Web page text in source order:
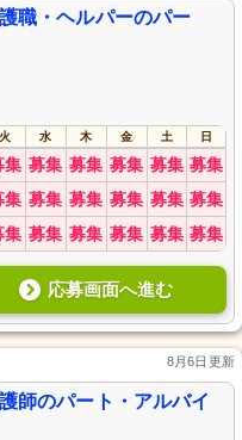
職・ヘルパーのパー
火 水 木 金 土 日
集 募集 募集 募集 募集 募集
集 募集 募集 募集 募集 募集
集 募集 募集 募集 募集 募集
応募画面へ進む
8月6日更新
師のパート・アルバイ